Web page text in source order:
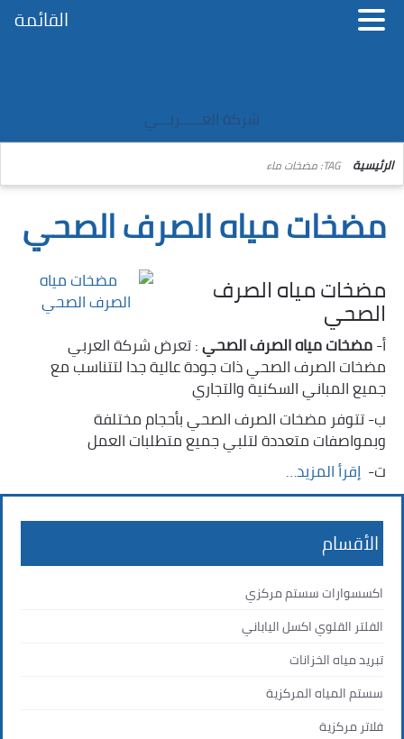
شركة العــــــربـــي
الرئيسية TAG: مضخات ماء
مضخات مياه الصرف الصحي
مضخات مياه الصرف
الصحي
أ-مضخات مياه الصرف الصحي: تعرض شركة العربي
مضخات الصرف الصحي ذات جودة عالية جدا لتتناسب مع
جميع المباني السكنية والتجاري
ب- تتوفر مضخات الصرف الصحي بأحجام مختلفة
وبمواصفات متعددة لتلبي جميع متطلبات العمل
ت- ‏ إقرأ المزيد…
الأقسام
اكسسوارات سستم مركزي
الفلتر القلوي اكسل الياباني
تبريد مياه الخزانات
سستم المياه المركزية
فلاتر مركزية
القائمة